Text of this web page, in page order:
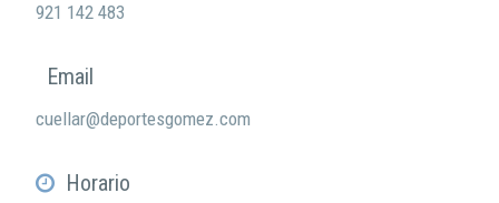
921 142 483
Email
cuellar@deportesgomez.com
Horario